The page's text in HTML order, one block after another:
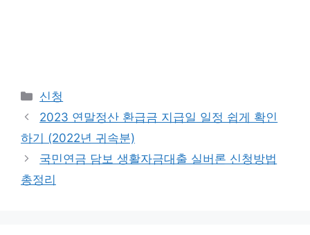
Categories
신청
2023 연말정산 환급금 지급일 일정 쉽게 확인
하기 (2022년 귀속분)
국민연금 담보 생활자금대출 실버론 신청방법
총정리